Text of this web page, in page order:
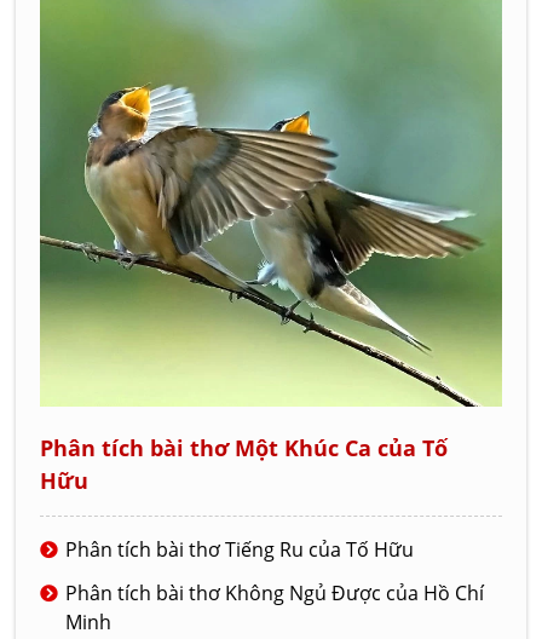
Phân tích bài thơ Một Khúc Ca của Tố
Hữu
Phân tích bài thơ Tiếng Ru của Tố Hữu
Phân tích bài thơ Không Ngủ Được của Hồ Chí
Minh